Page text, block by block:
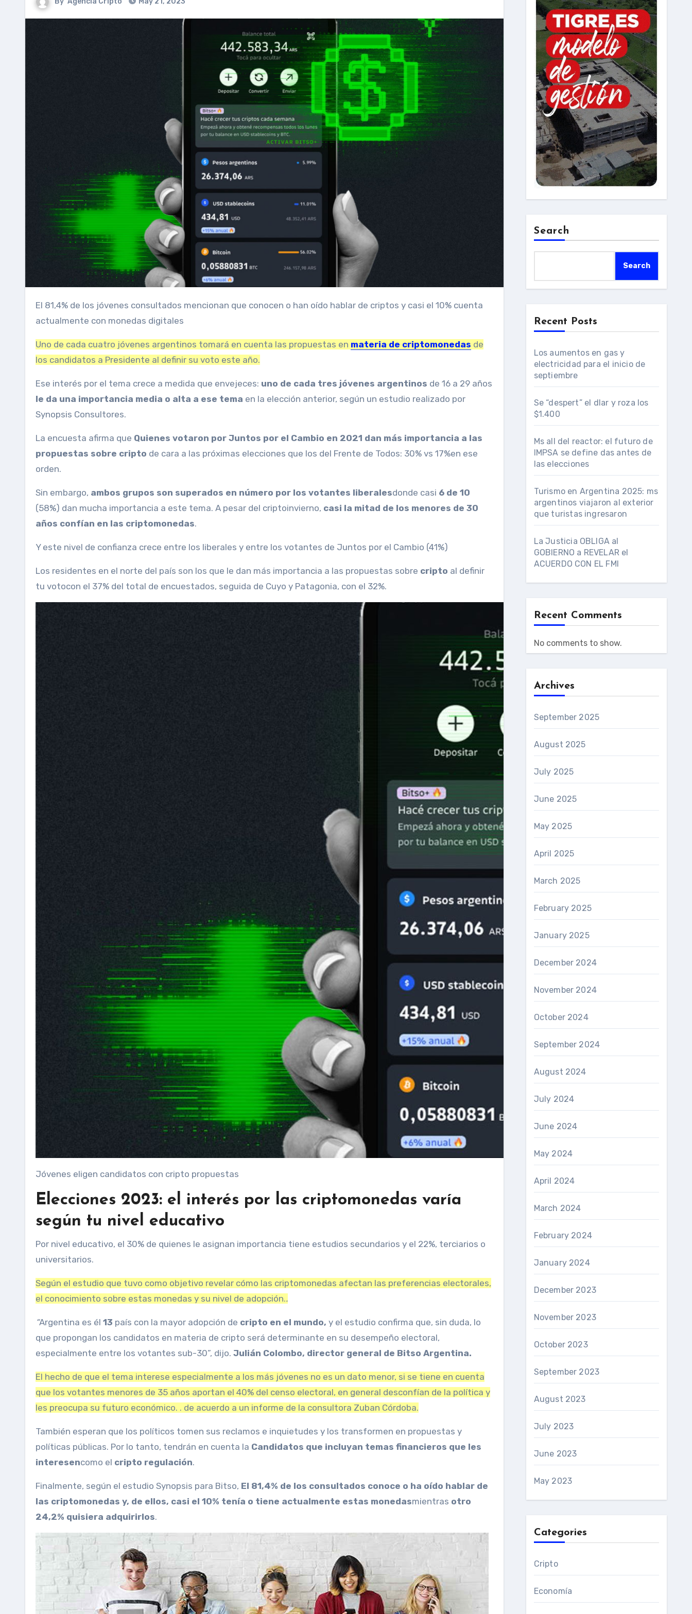
El 81,4% de los jóvenes consultados mencionan que conocen o han oído hablar de criptos y casi el 10% cuenta
actualmente con monedas digitales
Uno de cada cuatro jóvenes argentinos tomará en cuenta las propuestas en materia de criptomonedas de
los candidatos a Presidente al definir su voto este año.
Ese interés por el tema crece a medida que envejeces: uno de cada tres jóvenes argentinos de 16 a 29 años
le da una importancia media o alta a ese tema en la elección anterior, según un estudio realizado por
Synopsis Consultores.
La encuesta afirma que Quienes votaron por Juntos por el Cambio en 2021 dan más importancia a las
propuestas sobre cripto de cara a las próximas elecciones que los del Frente de Todos: 30% vs 17%en ese
orden.
Sin embargo, ambos grupos son superados en número por los votantes liberalesdonde casi 6 de 10
(58%) dan mucha importancia a este tema. A pesar del criptoinvierno, casi la mitad de los menores de 30
años confían en las criptomonedas.
Y este nivel de confianza crece entre los liberales y entre los votantes de Juntos por el Cambio (41%)
Los residentes en el norte del país son los que le dan más importancia a las propuestas sobre cripto al definir
tu votocon el 37% del total de encuestados, seguida de Cuyo y Patagonia, con el 32%.
Jóvenes eligen candidatos con cripto propuestas
Elecciones 2023: el interés por las criptomonedas varía
según tu nivel educativo
Por nivel educativo, el 30% de quienes le asignan importancia tiene estudios secundarios y el 22%, terciarios o
universitarios.
Según el estudio que tuvo como objetivo revelar cómo las criptomonedas afectan las preferencias electorales,
el conocimiento sobre estas monedas y su nivel de adopción..
“Argentina es él 13 país con la mayor adopción de cripto en el mundo, y el estudio confirma que, sin duda, lo
que propongan los candidatos en materia de cripto será determinante en su desempeño electoral,
especialmente entre los votantes sub-30”, dijo. Julián Colombo, director general de Bitso Argentina.
El hecho de que el tema interese especialmente a los más jóvenes no es un dato menor, si se tiene en cuenta
que los votantes menores de 35 años aportan el 40% del censo electoral, en general desconfían de la política y
les preocupa su futuro económico. . de acuerdo a un informe de la consultora Zuban Córdoba.
También esperan que los políticos tomen sus reclamos e inquietudes y los transformen en propuestas y
políticas públicas. Por lo tanto, tendrán en cuenta la Candidatos que incluyan temas financieros que les
interesencomo el cripto regulación.
Finalmente, según el estudio Synopsis para Bitso, El 81,4% de los consultados conoce o ha oído hablar de
las criptomonedas y, de ellos, casi el 10% tenía o tiene actualmente estas monedasmientras otro
24,2% quisiera adquirirlos.
Search
Search
Recent Posts
Los aumentos en gas y
electricidad para el inicio de
septiembre
Se “despert” el dlar y roza los
$1.400
Ms all del reactor: el futuro de
IMPSA se define das antes de
las elecciones
Turismo en Argentina 2025: ms
argentinos viajaron al exterior
que turistas ingresaron
La Justicia OBLIGA al
GOBIERNO a REVELAR el
ACUERDO CON EL FMI
Recent Comments
No comments to show.
Archives
September 2025
August 2025
July 2025
June 2025
May 2025
April 2025
March 2025
February 2025
January 2025
December 2024
November 2024
October 2024
September 2024
August 2024
July 2024
June 2024
May 2024
April 2024
March 2024
February 2024
January 2024
December 2023
November 2023
October 2023
September 2023
August 2023
July 2023
June 2023
May 2023
Categories
Cripto
Economía